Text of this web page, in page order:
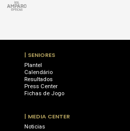
| SENIORES
Plantel
Calendário
Resultados
Press Center
Fichas de Jogo
| MEDIA CENTER
Noticias